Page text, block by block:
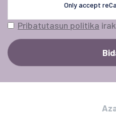
Only accept
Pribatutasun politika